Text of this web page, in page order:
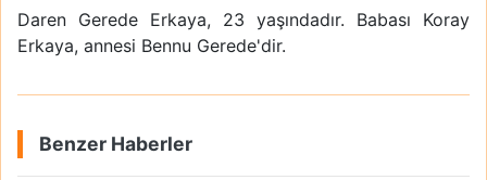
Daren Gerede Erkaya, 23 yaşındadır. Babası Koray
Erkaya, annesi Bennu Gerede'dir.
Benzer Haberler